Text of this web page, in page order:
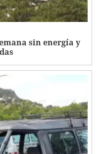
sin energía y